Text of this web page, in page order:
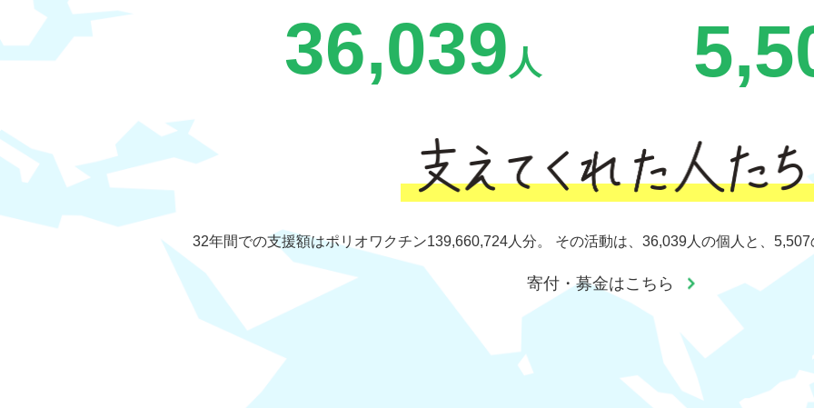
36,039人
32年間での支援額はポリオワクチン139,660,724人分。 その活動は、36,039人の個人と、
寄付・募金はこちら